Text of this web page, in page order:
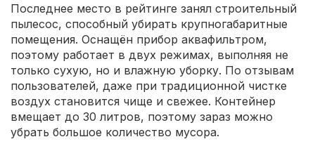
Последнее место в рейтинге занял строительный
пылесос, способный убирать крупногабаритные
помещения. Оснащён прибор аквафильтром,
поэтому работает в двух режимах, выполняя не
только сухую, но и влажную уборку. По отзывам
пользователей, даже при традиционной чистке
воздух становится чище и свежее. Контейнер
вмещает до 30 литров, поэтому зараз можно
убрать большое количество мусора.